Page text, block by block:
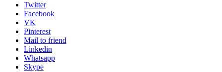
Twitter
Facebook
VK
Pinterest
Mail to friend
Linkedin
Whatsapp
Skype